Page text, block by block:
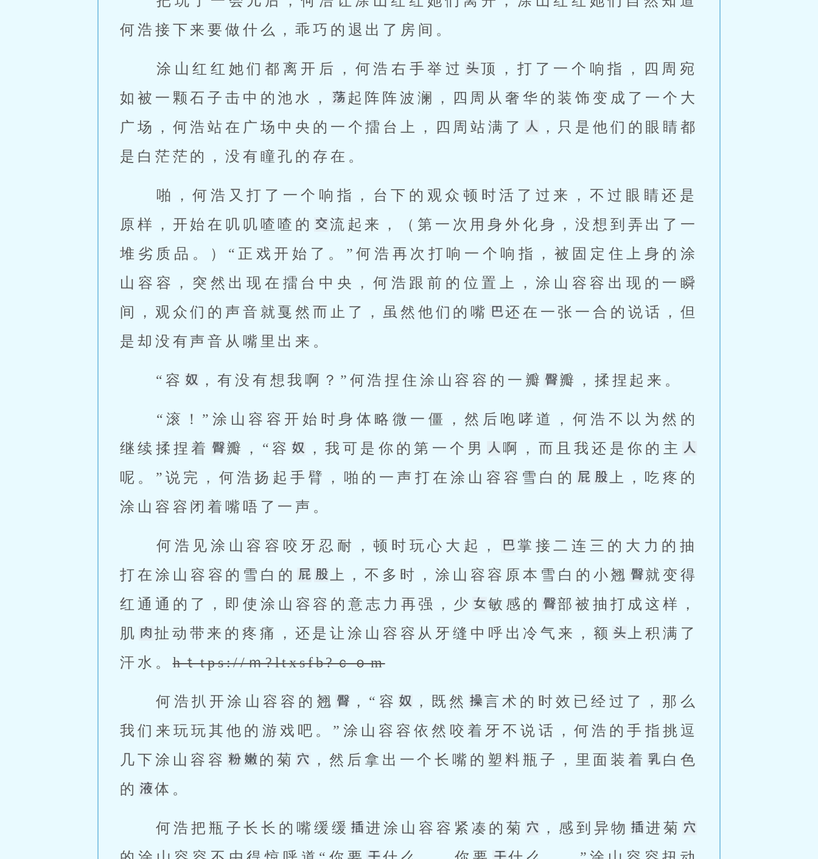
何浩接下来要做什么，乖巧的退出了房间。
涂山红红她们都离开后，何浩右手举过
顶，打了一个响指，四周宛
如被一颗石子击中的池水，
起阵阵波澜，四周从奢华的装饰变成了一个大
广场，何浩站在广场中央的一个擂台上，四周站满了
，只是他们的眼睛都
是白茫茫的，没有瞳孔的存在。
原样，开始在叽叽喳喳的
流起来，（第一次用身外化身，没想到弄出了一
堆劣质品。）“正戏开始了。”何浩再次打响一个响指，被固定住上身的涂
山容容，突然出现在擂台中央，何浩跟前的位置上，涂山容容出现的一瞬
间，观众们的声音就戛然而止了，虽然他们的嘴
还在一张一合的说话，但
是却没有声音从嘴里出来。
“容 ，有没有想我啊？”何浩捏住涂山容容的一瓣 瓣，揉捏起来。
继续揉捏着
瓣，“容 ，我可是你的第一个男
啊，而且我还是你的主
呢。”说完，何浩扬起手臂，啪的一声打在涂山容容雪白的
上，吃疼的
涂山容容闭着嘴唔了一声。
何浩见涂山容容咬牙忍耐，顿时玩心大起，
掌接二连三的大力的抽
打在涂山容容的雪白的
上，不多时，涂山容容原本雪白的小翘
就变得
红通通的了，即使涂山容容的意志力再强，少
敏感的
部被抽打成这样，
肌
扯动带来的疼痛，还是让涂山容容从牙缝中呼出冷气来，额
上积满了
汗水。hｔtps://ｍ?ltxsfb?ｃｏm
何浩扒开涂山容容的翘 ，“容 ，既然
言术的时效已经过了，那么
我们来玩玩其他的游戏吧。”涂山容容依然咬着牙不说话，何浩的手指挑逗
几下涂山容容
的菊 ，然后拿出一个长嘴的塑料瓶子，里面装着
白色
的
体。
何浩把瓶子长长的嘴缓缓 进涂山容容紧凑的菊 ，感到异物
进菊